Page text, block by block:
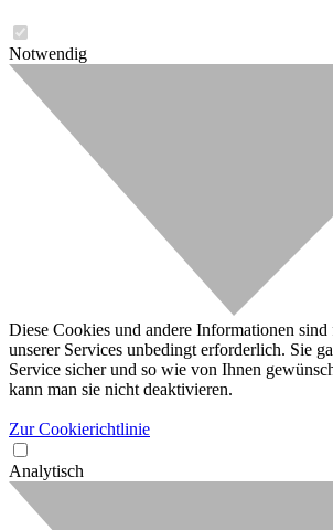
Notwendig
Diese Cookies und andere Informationen
unserer Services unbedingt erforderlich. Sie
Service sicher und so wie von Ihnen
kann man sie nicht deaktivieren.
Zur Cookierichtlinie
Analytisch